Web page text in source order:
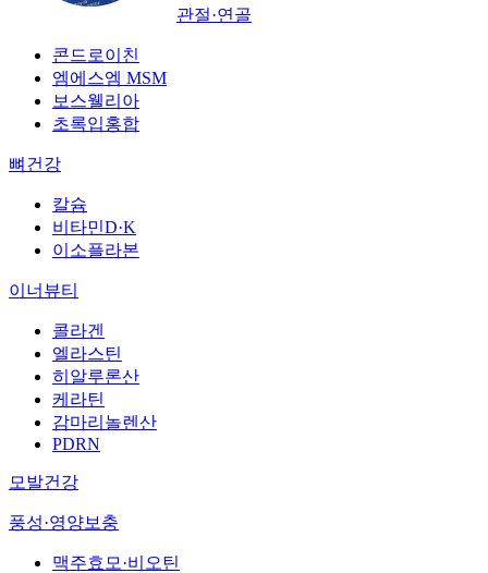
관절·연골
콘드로이친
엠에스엠 MSM
보스웰리아
초록입홍합
뼈건강
칼슘
비타민D·K
이소플라본
이너뷰티
콜라겐
엘라스틴
히알루론산
케라틴
감마리놀렌산
PDRN
모발건강
풍성·영양보충
맥주효모·비오틴